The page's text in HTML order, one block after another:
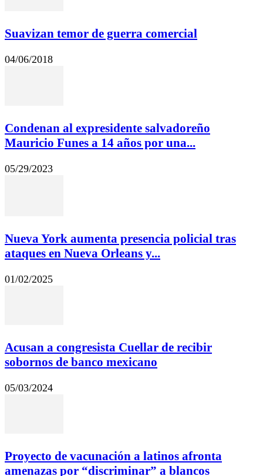
Suavizan temor de guerra comercial
04/06/2018
Condenan al expresidente salvadoreño
Mauricio Funes a 14 años por una...
05/29/2023
Nueva York aumenta presencia policial tras
ataques en Nueva Orleans y...
01/02/2025
Acusan a congresista Cuellar de recibir
sobornos de banco mexicano
05/03/2024
Proyecto de vacunación a latinos afronta
amenazas por “discriminar” a blancos